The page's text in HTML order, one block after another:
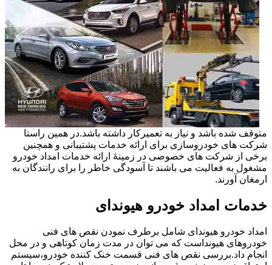
متوقف شده باشد و نیاز به تعمیرکار داشته باشد.در همین راستا
شرکت های خودروسازی برای ارائه خدمات پشتیبانی و همچنین
برخی از شرکت های خصوصی در زمینۀ ارائه خدمات امداد خودرو
مشغول به فعالیت می باشند تا آسودگی خاطر را برای رانندگان به
ارمغان آورند.
خدمات امداد خودرو هیوندای
امداد خودرو هیوندای شامل برطرف نمودن نقص های فنی
خودروهای هیونداست که می توان در مدت زمان کوتاهی و در محل
انجام داد.بررسی نقص های فنی قسمت خنک کننده خودرو،سیستم